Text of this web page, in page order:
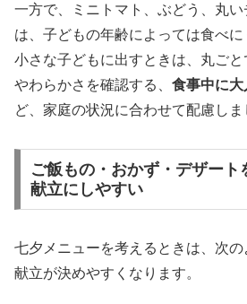
一方で、ミニトマト、ぶどう、丸
は、子どもの年齢によっては食べに
小さな子どもに出すときは、丸ごと
やわらかさを確認する、 食事中に
ど、家庭の状況に合わせて配慮しま
ご飯もの・おかず・デザート
献立にしやすい
七夕メニューを考えるときは、次
献立が決めやすくなります。